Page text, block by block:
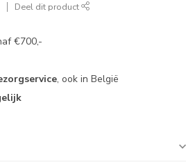
Deel dit product
€700,-
, ook in België